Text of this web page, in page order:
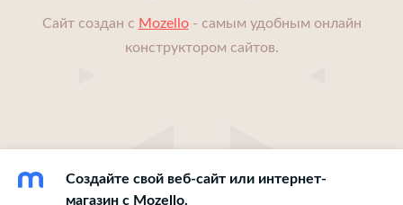
Сайт создан с Mozello- самым удобным онлайн
конструктором сайтов.
Создайте свой веб-сайт или интернет-
магазин с Mozello.